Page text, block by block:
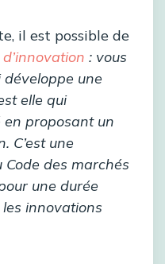
il est possible de
: vous
une
elle qui
proposant un
C’est une
des marchés
une durée
innovations